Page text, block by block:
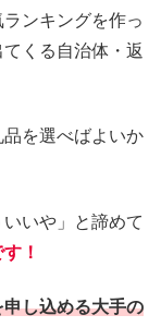
ンキングを作っ
くる自治体・返
を選べばよいか
いや」と諦めて
！
し込める大手の